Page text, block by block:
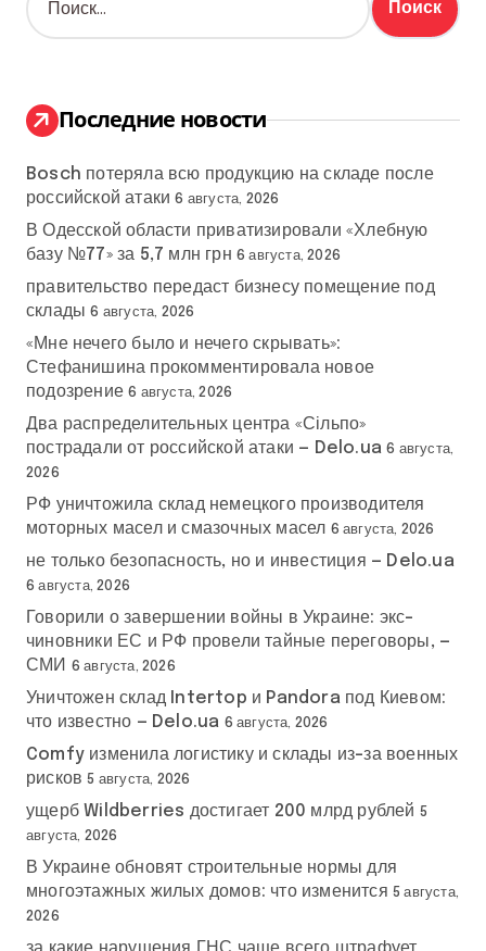
а
:
Последние новости
Bosch потеряла всю продукцию на складе после
российской атаки 6 августа, 2026
В Одесской области приватизировали «Хлебную
базу №77» за 5,7 млн грн 6 августа, 2026
правительство передаст бизнесу помещение под
склады 6 августа, 2026
«Мне нечего было и нечего скрывать»:
Стефанишина прокомментировала новое
подозрение 6 августа, 2026
Два распределительных центра «Сільпо»
пострадали от российской атаки — Delo.ua 6 августа,
2026
РФ уничтожила склад немецкого производителя
моторных масел и смазочных масел 6 августа, 2026
не только безопасность, но и инвестиция — Delo.ua
6 августа, 2026
Говорили о завершении войны в Украине: экс-
чиновники ЕС и РФ провели тайные переговоры, —
СМИ
6 августа, 2026
Уничтожен склад Intertop и Pandora под Киевом:
что известно — Delo.ua 6 августа, 2026
Comfy изменила логистику и склады из-за военных
рисков 5 августа, 2026
ущерб Wildberries достигает 200 млрд рублей 5
августа, 2026
В Украине обновят строительные нормы для
многоэтажных жилых домов: что изменится 5 августа,
2026